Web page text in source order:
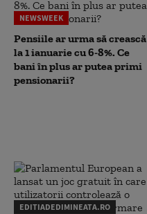
NEWSWEEK
Pensiile ar urma să crească
la 1 ianuarie cu 6-8%. Ce
bani în plus ar putea primi
pensionarii?
EDITIADEDIMINEATA.RO